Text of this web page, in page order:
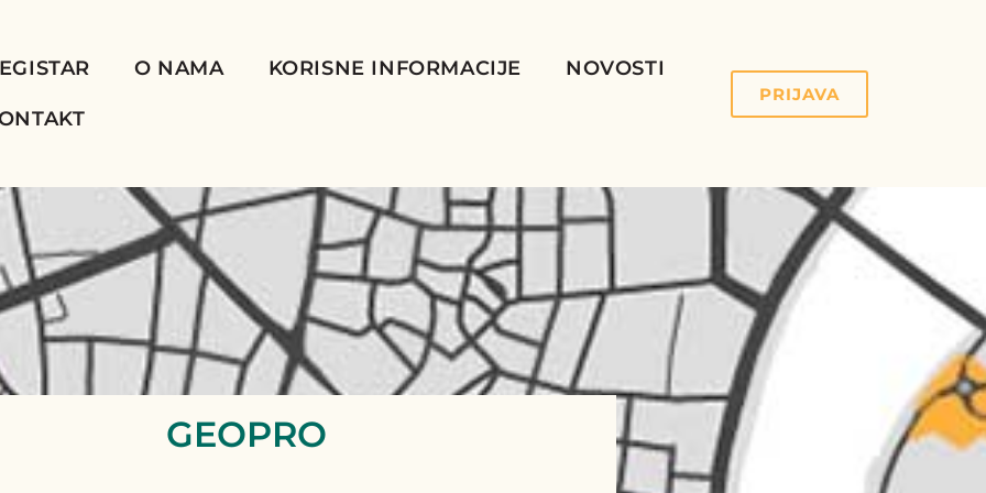
O NAMA KORISNE INFORMACIJE NOVOSTI
PRIJAVA
GEOPRO